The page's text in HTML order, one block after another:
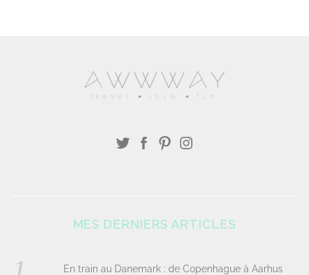
MES DERNIERS ARTICLES
En train au Danemark : de Copenhague à Aarhus